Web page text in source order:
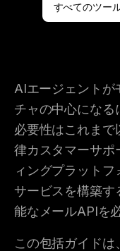
すべてのツー
AIエージェントが
チャの中心になる
必要性はこれまで
律カスタマーサポ
ィングプラット
サービスを構築す
能なメールAPIを
この包括ガイドは